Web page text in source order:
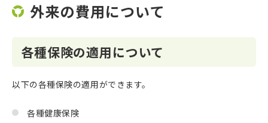
外来の費用について
各種保険の適用について
以下の各種保険の適用ができます。
各種健康保険